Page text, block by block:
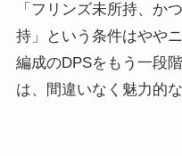
「フリンズ未所持、か
持」という条件はやや
編成のDPSをもう一段
は、間違いなく魅力的